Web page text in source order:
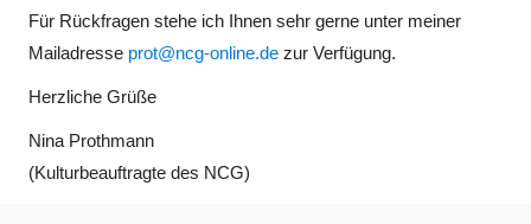
Für Rückfragen stehe ich Ihnen sehr gerne unter meiner
Mailadresse prot@ncg-online.dezur Verfügung.
Herzliche Grüße
Nina Prothmann
(Kulturbeauftragte des NCG)